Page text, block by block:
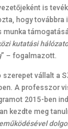
is
hogy továbbra
kutatási
” – fogalmazott.
vállalt a
A professzor
2015-ben
kezdte meg